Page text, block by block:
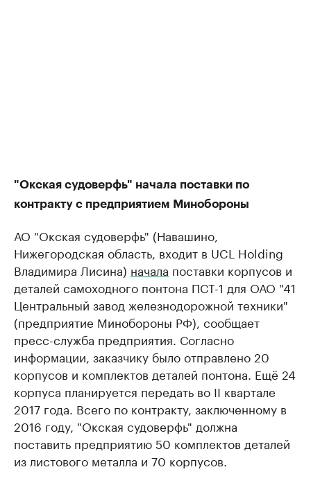
"Окская судоверфь" начала поставки по
контракту с предприятием Минобороны
АО "Окская судоверфь" (Навашино,
Нижегородская область, входит в UCL Holding
Владимира Лисина) начала поставки корпусов и
деталей самоходного понтона ПСТ-1​ для ​ОАО "41
Центральный завод железнодорожной техники"
(предприятие Минобороны РФ), сообщает
пресс-служба предприятия. Согласно
информации, заказчику было отправлено 20
корпусов и комплектов деталей понтона. Ещё 24
корпуса планируется передать во II квартале
2017 года. Всего по контракту, заключенному в
2016 году, "Окская судоверфь" должна
поставить предприятию 50 комплектов деталей
из листового металла и 70 корпусов.